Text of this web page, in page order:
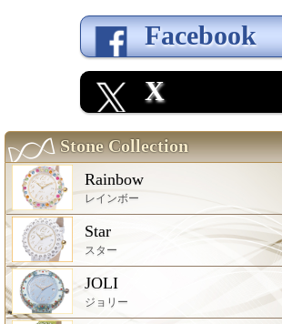
Facebook
X
Stone Collection
Rainbow
レインボー
Star
スター
JOLI
ジョリー